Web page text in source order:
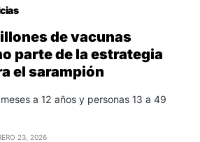
de vacunas
parte de la estrategia
el sarampión
a 12 años y personas 13 a 49
23, 2026